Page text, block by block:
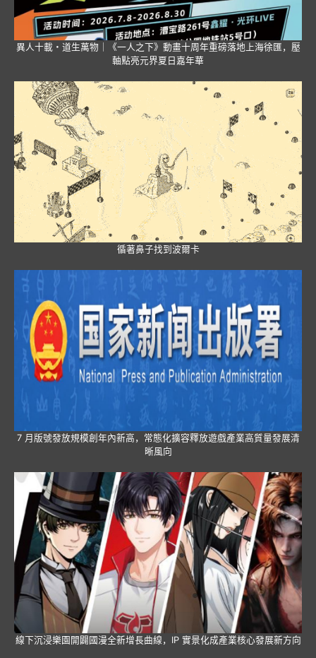
異人十載・道生萬物｜《一人之下》動畫十周年重磅落地上海徐匯，壓
軸點亮元界夏日嘉年華
循著鼻子找到波爾卡
7 月版號發放規模創年內新高，常態化擴容釋放遊戲產業高質量發展清
晰風向
線下沉浸樂園開闢國漫全新增長曲線，IP 實景化成產業核心發展新方向